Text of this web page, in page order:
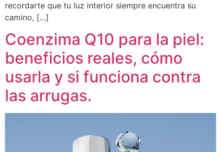
recordarte que tu luz interior siempre encuentra su
camino, […]
Coenzima Q10 para la piel:
beneficios reales, cómo
usarla y si funciona contra
las arrugas.